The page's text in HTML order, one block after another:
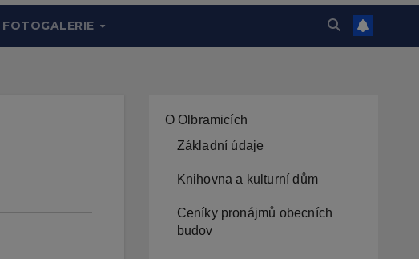
FOTOGALERIE
O Olbramicích
Základní údaje
Knihovna a kulturní dům
Ceníky pronájmů obecních
budov